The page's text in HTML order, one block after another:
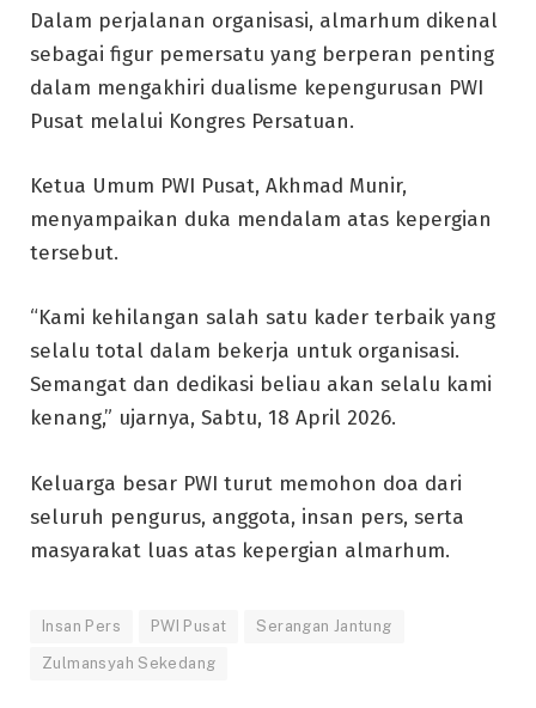
Dalam perjalanan organisasi, almarhum dikenal
sebagai figur pemersatu yang berperan penting
dalam mengakhiri dualisme kepengurusan PWI
Pusat melalui Kongres Persatuan.
Ketua Umum PWI Pusat, Akhmad Munir,
menyampaikan duka mendalam atas kepergian
tersebut.
“Kami kehilangan salah satu kader terbaik yang
selalu total dalam bekerja untuk organisasi.
Semangat dan dedikasi beliau akan selalu kami
kenang,” ujarnya, Sabtu, 18 April 2026.
Keluarga besar PWI turut memohon doa dari
seluruh pengurus, anggota, insan pers, serta
masyarakat luas atas kepergian almarhum.
Insan Pers PWI Pusat Serangan Jantung
Zulmansyah Sekedang